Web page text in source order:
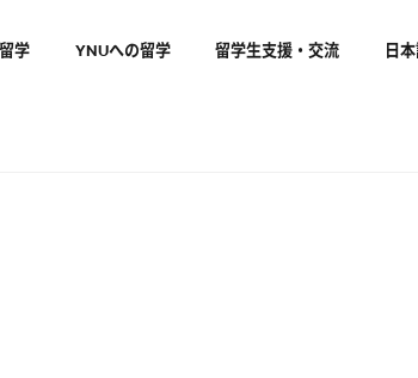
学 YNUへの留学 留学生支援・交流 日